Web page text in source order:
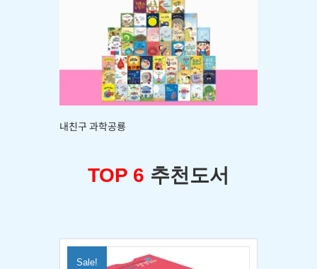
내친구 과학공룡
TOP 6 추천도서
Sale!